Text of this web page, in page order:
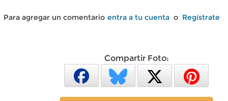
Para agregar un comentario entra a tu cuenta o Regístrate
Compartir Foto: